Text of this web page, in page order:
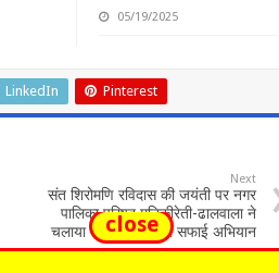
05/19/2025
LinkedIn Pinterest
Next
संत शिरोमणि रविदास की जयंती पर नगर
पालिका परिषद मुनिकीरेती-ढालवाला ने
चलाया चंद्रभागा नदी में सफाई अभियान
close